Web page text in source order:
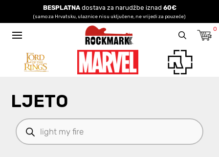
BESPLATNAdostava za narudžbe iznad 60€
(samo za Hrvatsku, ulaznice nisu uključene, ne vrijedi za pouzeće)
0
LJETO
Products
search